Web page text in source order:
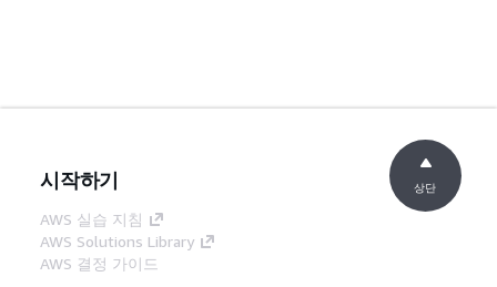
시작하기
AWS 실습 지침
AWS Solutions Library
AWS 결정 가이드
상단